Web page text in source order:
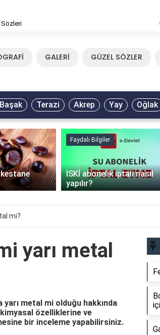
Sözleri
GALERİ GÜZEL SÖZLER
Başak Terazi Akrep Yay Oğlak
Faydalı Bilgiler
İSKİ abonelik iptali nasıl
yapılır?
mi?
yarı metal
metal mi olduğu hakkında
özelliklerine ve
bir inceleme yapabilirsiniz.